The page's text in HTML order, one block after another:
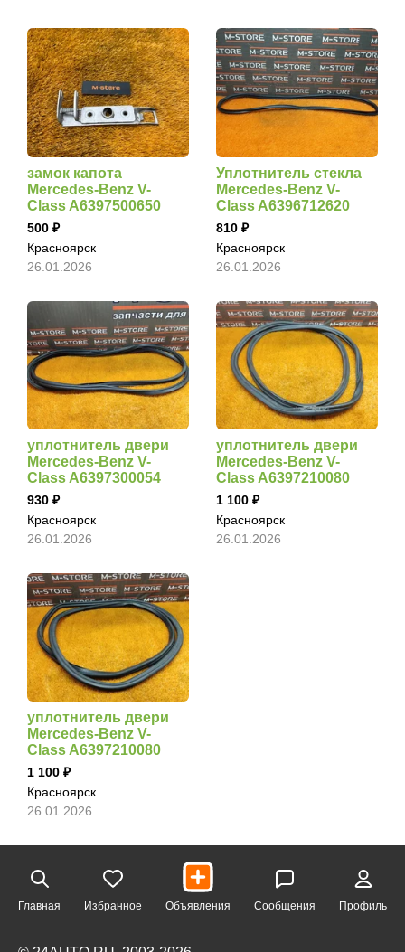
замок капота
Mercedes-Benz V-
Class A6397500650
500
Красноярск
26.01.2026
Уплотнитель стекла
Mercedes-Benz V-
Class A6396712620
810
Красноярск
26.01.2026
уплотнитель двери
Mercedes-Benz V-
Class A6397300054
930
Красноярск
26.01.2026
уплотнитель двери
Mercedes-Benz V-
Class A6397210080
1 100
Красноярск
26.01.2026
уплотнитель двери
Mercedes-Benz V-
Class A6397210080
1 100
Красноярск
26.01.2026
Главная Избранное Объявления Сообщения Профиль